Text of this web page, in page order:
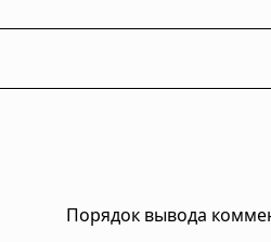
Порядок вывода